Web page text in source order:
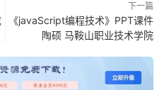
下一篇
《javaScript编程技术》PPT课件
陶硕 马鞍山职业技术学院